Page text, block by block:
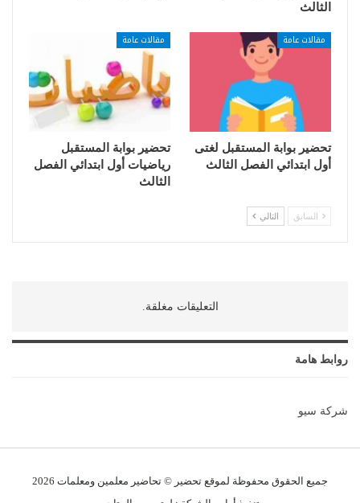
الثالث
مقالات عامة
تحضير بوابة المستقبل لغتى
أول ابتدائي الفصل الثالث
مقالات عامة
تحضير بوابة المستقبل
رياضيات أول ابتدائي الفصل
الثالث
السابق التالي
التعليقات مغلقة.
روابط هامة
شركة سيو
جميع الحقوق محفوظة لموقع تحضير © تحاضير معلمين ومعلمات